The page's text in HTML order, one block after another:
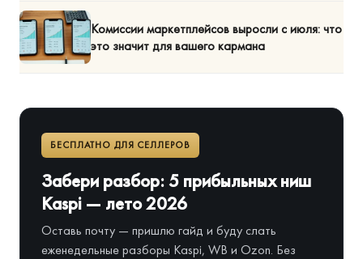
Комиссии маркетплейсов выросли с июля: что
это значит для вашего кармана
БЕСПЛАТНО ДЛЯ СЕЛЛЕРОВ
Забери разбор: 5 прибыльных ниш
Kaspi — лето 2026
Оставь почту — пришлю гайд и буду слать
еженедельные разборы Kaspi, WB и Ozon. Без